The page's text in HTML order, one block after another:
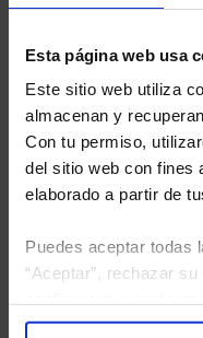
Esta página web usa
Este sitio web utiliza
almacenan y
Con tu permiso,
del sitio web con fines
elaborado a partir de
Puedes aceptar todas
“Aceptar”, rechazar
“Configuración”.
He leídola política
tratamiento de mis